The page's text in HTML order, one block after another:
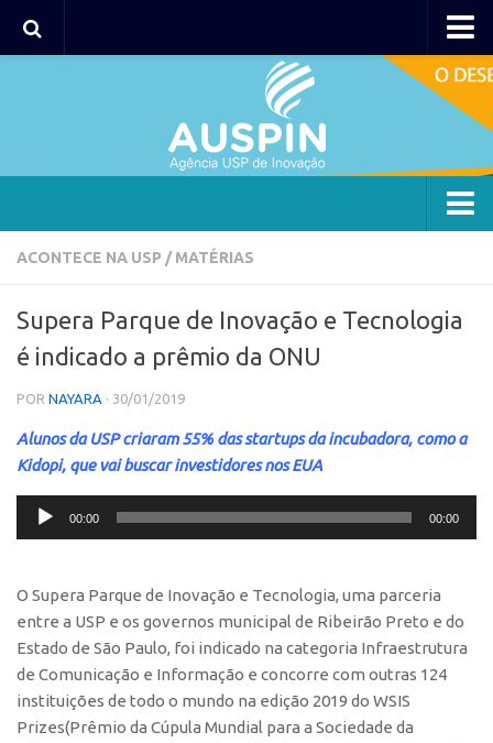
Agência
Coordenação
Polos
Polo Capital
Polo Lorena
Polo Ribeirão Preto
Polo São Carlos
Bolsa Startup USP
PGI-USP
Conexão USP
Conexão Inter-USP
ACONTECE NA USP / MATÉRIAS
Supera Parque de Inovação e Tecnologia
é indicado a prêmio da ONU
POR NAYARA · 30/01/2019
Alunos da USP criaram 55% das startups da incubadora, como a
Kidopi, que vai buscar investidores nos EUA
Audio
00:00 00:00
O Supera Parque de Inovação e Tecnologia, uma parceria
entre a USP e os governos municipal de Ribeirão Preto e do
Estado de São Paulo, foi indicado na categoria Infraestrutura
de Comunicação e Informação e concorre com outras 124
instituições de todo o mundo na edição 2019 do WSIS
Prizes(Prêmio da Cúpula Mundial para a Sociedade da